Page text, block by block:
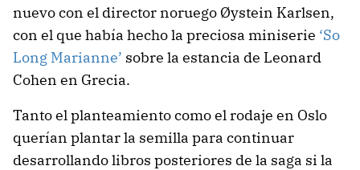
nuevo con el director noruego Øystein Karlsen,
con el que había hecho la preciosa miniserie ‘So
Long Marianne’ sobre la estancia de Leonard
Cohen en Grecia.
Tanto el planteamiento como el rodaje en Oslo
querían plantar la semilla para continuar
desarrollando libros posteriores de la saga si la